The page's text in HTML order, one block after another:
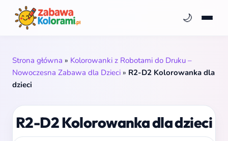
🌙
Strona główna » Kolorowanki z Robotami do Druku –
Nowoczesna Zabawa dla Dzieci » R2-D2 Kolorowanka dla
dzieci
R2-D2 Kolorowanka dla dzieci